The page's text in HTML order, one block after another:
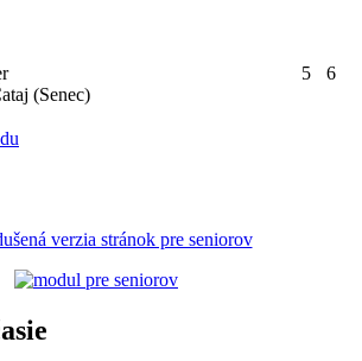
(Senec)
5 6
verzia stránok pre seniorov